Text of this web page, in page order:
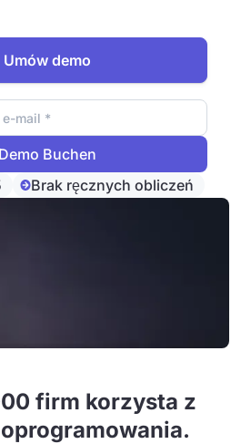
Umów demo
Brak ręcznych obliczeń
firm korzysta z